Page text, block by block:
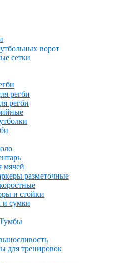
ворот
сетки
регби
регби
мячей
разметочные
и стойки
и сумки
для тренировок